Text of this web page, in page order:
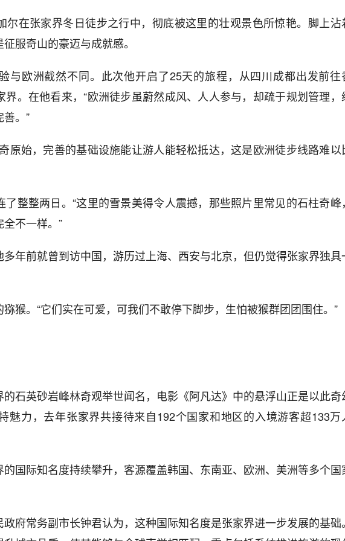
尔在张家界冬日徒步之行中，彻底被这里的壮观景色所惊艳。脚上沾
服奇山的豪迈与成就感。
与欧洲截然不同。此次他开启了25天的旅程，从四川成都出发前往
。在他看来，“欧洲徒步虽蔚然成风、人人参与，却疏于规划管理，
。”
原始，完善的基础设施能让游人能轻松抵达，这是欧洲徒步线路难以
整整两日。“这里的雪景美得令人震撼，那些照片里常见的石柱奇峰，
不一样。”
年前就曾到访中国，游历过上海、西安与北京，但仍觉得张家界独具
猴。“它们实在可爱，可我们不敢停下脚步，生怕被猴群团团围住。”
石英砂岩峰林奇观举世闻名，电影《阿凡达》中的悬浮山正是以此奇
魅力，去年张家界共接待来自192个国家和地区的入境游客超133万
国际知名度持续攀升，客源覆盖韩国、东南亚、欧洲、美洲等多个国
府常务副市长钟君认为，这种国际知名度是张家界进一步发展的基础。